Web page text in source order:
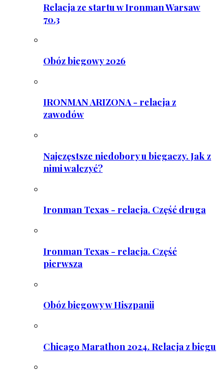
Relacja ze startu w Ironman Warsaw
70.3
Obóz biegowy 2026
IRONMAN ARIZONA - relacja z
zawodów
Najczęstsze niedobory u biegaczy. Jak z
nimi walczyć?
Ironman Texas - relacja. Część druga
Ironman Texas - relacja. Część
pierwsza
Obóz biegowy w Hiszpanii
Chicago Marathon 2024. Relacja z biegu